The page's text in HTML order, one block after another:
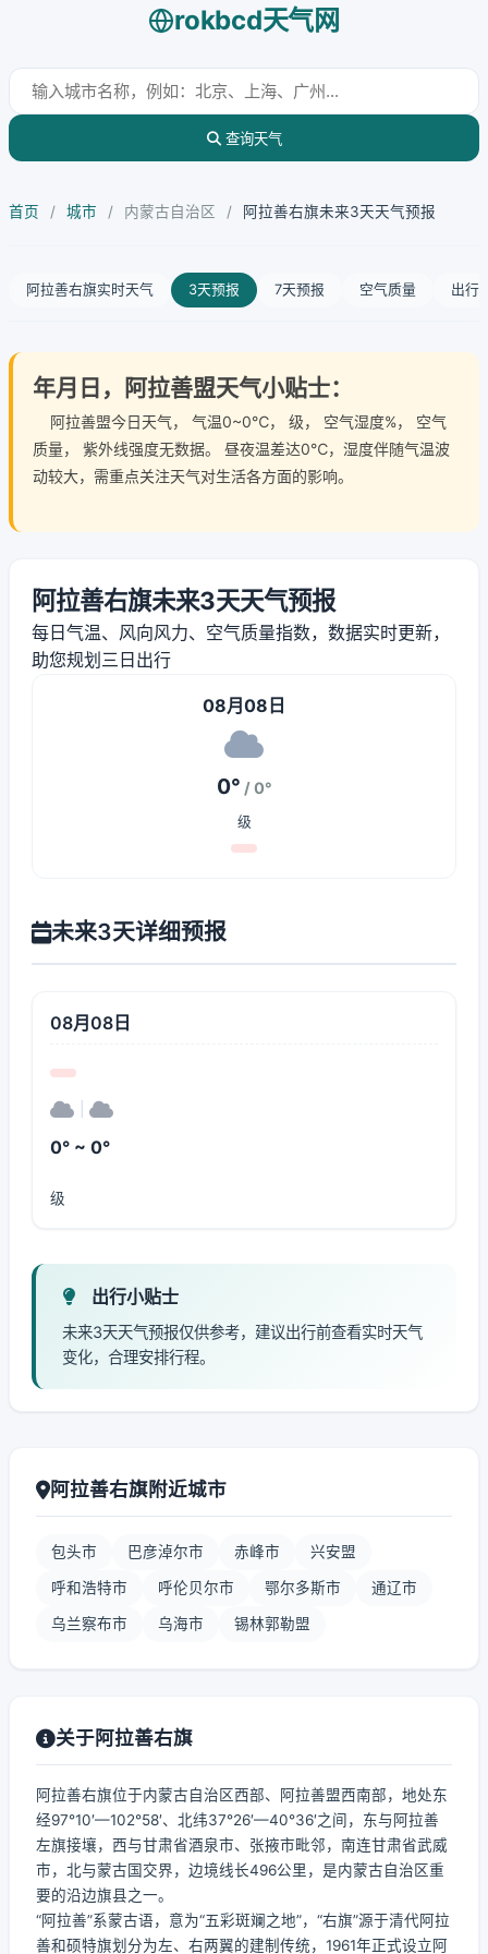
rokbcd天气网
查询天气
首页 / 城市 / 内蒙古自治区 / 阿拉善右旗未来3天天气预报
阿拉善右旗实时天气 3天预报 7天预报 空气质量 出行
年月日，阿拉善盟天气小贴士：
阿拉善盟今日天气， 气温0~0℃， 级， 空气湿度%， 空气
质量， 紫外线强度无数据。 昼夜温差达0℃，湿度伴随气温波
动较大，需重点关注天气对生活各方面的影响。
阿拉善右旗未来3天天气预报
每日气温、风向风力、空气质量指数，数据实时更新，
助您规划三日出行
08月08日
0° / 0°
级
未来3天详细预报
08月08日
0° ~ 0°
级
出行小贴士
未来3天天气预报仅供参考，建议出行前查看实时天气
变化，合理安排行程。
阿拉善右旗附近城市
包头市 巴彦淖尔市 赤峰市 兴安盟
呼和浩特市 呼伦贝尔市 鄂尔多斯市 通辽市
乌兰察布市 乌海市 锡林郭勒盟
关于阿拉善右旗
阿拉善右旗位于内蒙古自治区西部、阿拉善盟西南部，地处东
经97°10′—102°58′、北纬37°26′—40°36′之间，东与阿拉善
左旗接壤，西与甘肃省酒泉市、张掖市毗邻，南连甘肃省武威
市，北与蒙古国交界，边境线长496公里，是内蒙古自治区重
要的沿边旗县之一。
“阿拉善”系蒙古语，意为“五彩斑斓之地”，“右旗”源于清代阿拉
善和硕特旗划分为左、右两翼的建制传统，1961年正式设立阿